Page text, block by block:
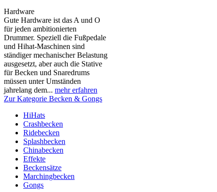
Hardware
Gute Hardware ist das A und O
für jeden ambitionierten
Drummer. Speziell die Fußpedale
und Hihat-Maschinen sind
ständiger mechanischer Belastung
ausgesetzt, aber auch die Stative
für Becken und Snaredrums
müssen unter Umständen
jahrelang dem... mehr erfahren
Zur Kategorie Becken & Gongs
HiHats
Crashbecken
Ridebecken
Splashbecken
Chinabecken
Effekte
Beckensätze
Marchingbecken
Gongs